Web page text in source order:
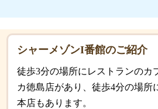
シャーメゾンI番館のご紹介
徒歩3分の場所にレストランのカ
カ徳島店があり、徒歩4分の場所
本店もあります。